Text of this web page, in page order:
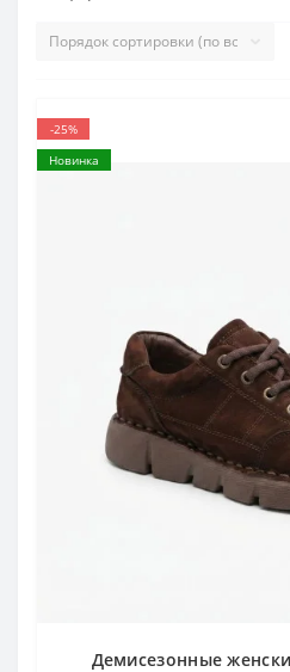
-25%
Новинка
Демисезонные